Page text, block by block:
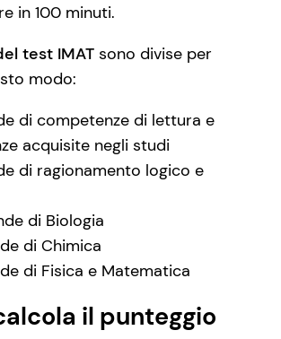
in 100 minuti.
test IMAT sono divise per
modo:
di competenze di lettura e
acquisite negli studi
di ragionamento logico e
di Biologia
di Chimica
di Fisica e Matematica
il punteggio